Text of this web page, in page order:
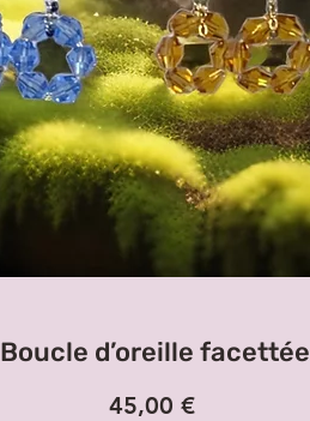
Boucle d’oreille facettée
45,00 €Prix